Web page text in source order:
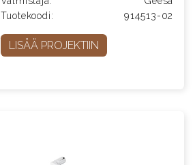
Tuotekoodi:
914513-02
LISÄÄ PROJEKTIIN